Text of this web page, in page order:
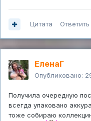
Цитата Ответить
ЕленаГ
Опубликовано:
Получила очередную
всегда упаковано
тоже собираю